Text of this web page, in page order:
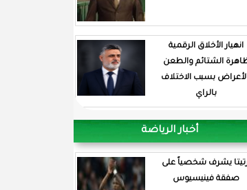
انهيار الأخلاق الرقمية
الشتائم والطعن
بسبب الاختلاف
بالراي
أخبار الرياضة
يشرف شخصياً على
صفقة فينيسيوس